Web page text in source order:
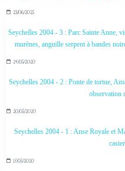
23/06/2025
Seychelles 2004 - 3 : Parc Sainte Anne,
murènes, anguille serpent à bandes
24/05/2020
Seychelles 2004 - 2 : Ponte de tortue,
observation
20/05/2020
Seychelles 2004 - 1 : Anse Royale et
17/05/2020